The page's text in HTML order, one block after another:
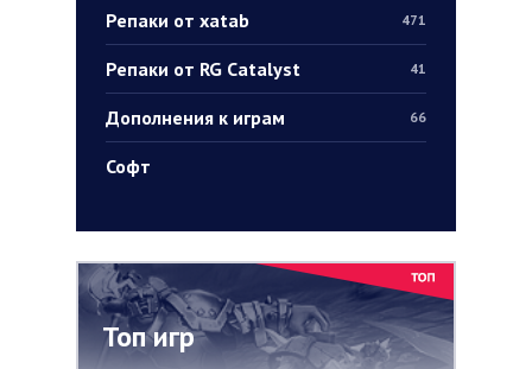
Репаки от xatab 471
Репаки от RG Catalyst 41
Дополнения к играм 66
Софт
Топ игр